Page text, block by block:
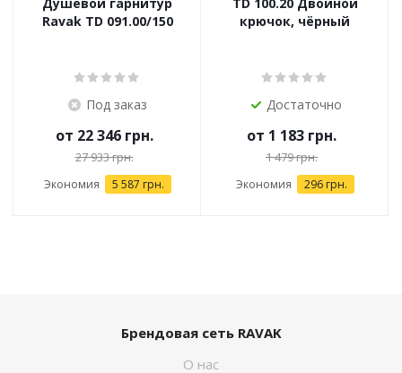
Ravak TD 091.00/150
Под заказ
от 22 346 грн.
27 933 грн.
Экономия 5 587 грн.
крючок, чёрный
Достаточно
от 1 183 грн.
1 479 грн.
Экономия 296 грн.
Брендовая сеть RAVAK
О нас